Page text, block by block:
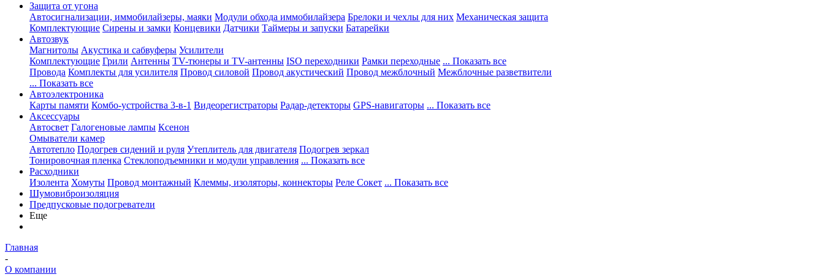
Защита от угона
Автосигнализации, иммобилайзеры, маяки Модули обхода иммобилайзера Брелоки и чехлы для них Механическая защита
Комплектующие Сирены и замки Концевики Датчики Таймеры и запуски Батарейки
Автозвук
Магнитолы Акустика и сабвуферы Усилители
Комплектующие Грили Антенны TV-тюнеры и TV-антенны ISO переходники Рамки переходные ... Показать все
Провода Комплекты для усилителя Провод силовой Провод акустический Провод межблочный Межблочные разветвители
... Показать все
Автоэлектроника
Карты памяти Комбо-устройства 3-в-1 Видеорегистраторы Радар-детекторы GPS-навигаторы ... Показать все
Аксессуары
Автосвет Галогеновые лампы Ксенон
Омыватели камер
Автотепло Подогрев сидений и руля Утеплитель для двигателя Подогрев зеркал
Тонировочная пленка Стеклоподъемники и модули управления ... Показать все
Расходники
Изолента Хомуты Провод монтажный Клеммы, изоляторы, коннекторы Реле Сокет ... Показать все
Шумовиброизоляция
Предпусковые подогреватели
Еще
Главная
-
О компании